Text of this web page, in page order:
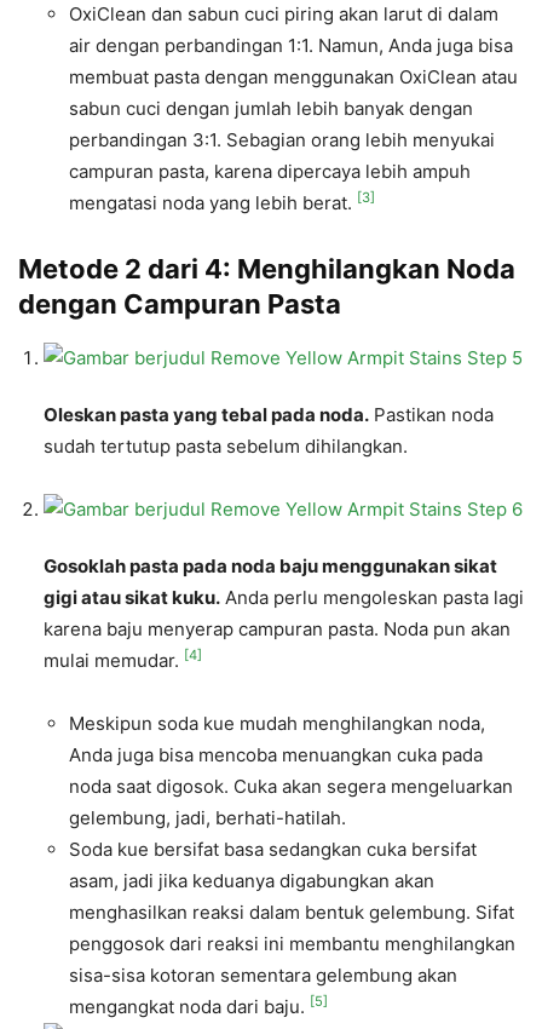
OxiClean dan sabun cuci piring akan larut di dalam
air dengan perbandingan 1:1. Namun, Anda juga bisa
membuat pasta dengan menggunakan OxiClean atau
sabun cuci dengan jumlah lebih banyak dengan
perbandingan 3:1. Sebagian orang lebih menyukai
campuran pasta, karena dipercaya lebih ampuh
mengatasi noda yang lebih berat. [3]
Metode 2 dari 4: Menghilangkan Noda
dengan Campuran Pasta
Oleskan pasta yang tebal pada noda. Pastikan noda
sudah tertutup pasta sebelum dihilangkan.
Gosoklah pasta pada noda baju menggunakan sikat
gigi atau sikat kuku. Anda perlu mengoleskan pasta lagi
karena baju menyerap campuran pasta. Noda pun akan
mulai memudar. [4]
Meskipun soda kue mudah menghilangkan noda,
Anda juga bisa mencoba menuangkan cuka pada
noda saat digosok. Cuka akan segera mengeluarkan
gelembung, jadi, berhati-hatilah.
Soda kue bersifat basa sedangkan cuka bersifat
asam, jadi jika keduanya digabungkan akan
menghasilkan reaksi dalam bentuk gelembung. Sifat
penggosok dari reaksi ini membantu menghilangkan
sisa-sisa kotoran sementara gelembung akan
mengangkat noda dari baju. [5]